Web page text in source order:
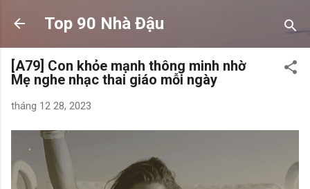
Chuyển đến nội dung chính
Top 90 Nhà Đậu
[A79] Con khỏe mạnh thông minh nhờ
Mẹ nghe nhạc thai giáo mỗi ngày
tháng 12 28, 2023